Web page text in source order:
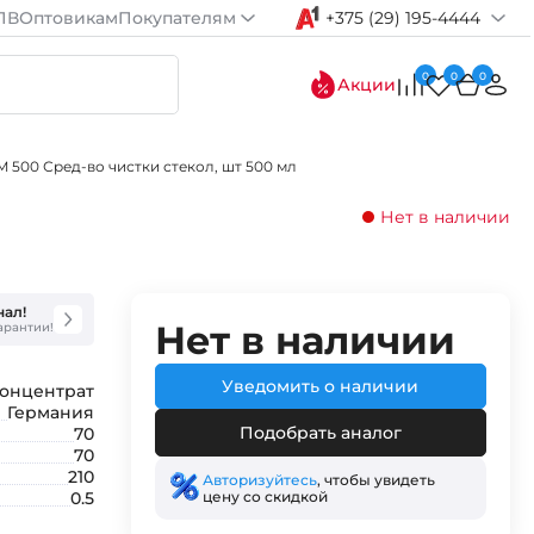
ОптовикамПокупателям +375 (29) 195-4444
Акции 0 0 0
500 Сред-во чистки стекол, шт 500 мл
Нет в наличии
Германия
70
70
210
0.5
Нет в наличии
Уведомить о наличии
Подобрать аналог
Авторизуйтесь, чтобы увидеть
цену со скидкой